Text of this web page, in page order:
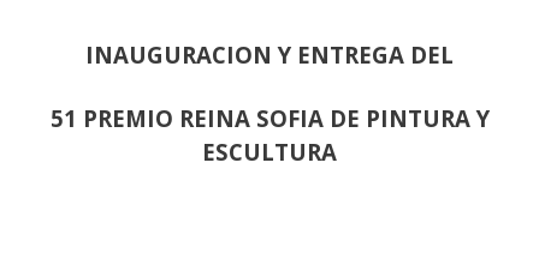
INAUGURACION Y ENTREGA DEL
51 PREMIO REINA SOFIA DE PINTURA Y
ESCULTURA